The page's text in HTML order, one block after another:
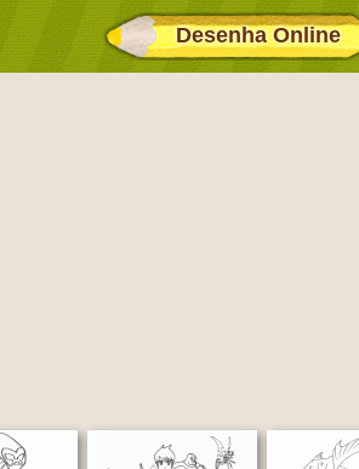
Desenha Online